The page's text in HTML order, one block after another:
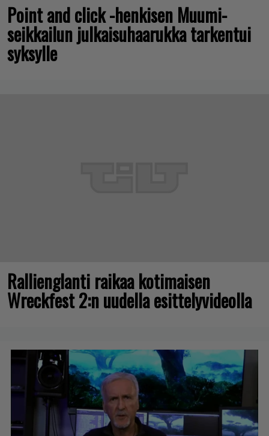
Point and click -henkisen Muumi-
seikkailun julkaisuhaarukka tarkentui
syksylle
Rallienglanti raikaa kotimaisen
Wreckfest 2:n uudella esittelyvideolla